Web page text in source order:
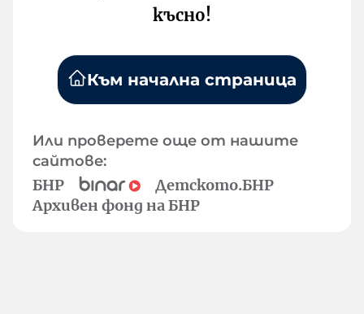
късно!
Към начална страница
Или проверете още от нашите
сайтове:
БНР
Детското.БНР
Архивен фонд на БНР